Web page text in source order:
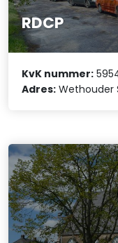
RDCP
KvK nummer:
Adres: Wethouder